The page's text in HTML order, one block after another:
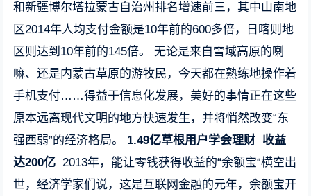
和新疆博尔塔拉蒙古自治州排名增速前三，其中山南地
区2014年人均支付金额是10年前的600多倍，日喀则地
区则达到10年前的145倍。 无论是来自雪域高原的喇
嘛、还是内蒙古草原的游牧民，今天都在熟练地操作着
手机支付……得益于信息化发展，美好的事情正在这些
原本远离现代文明的地方快速发生，并将悄然改变“东
强西弱”的经济格局。 1.49亿草根用户学会理财 收益
达200亿 2013年，能让零钱获得收益的“余额宝“横空出
世，经济学家们说，这是互联网金融的元年，余额宝开